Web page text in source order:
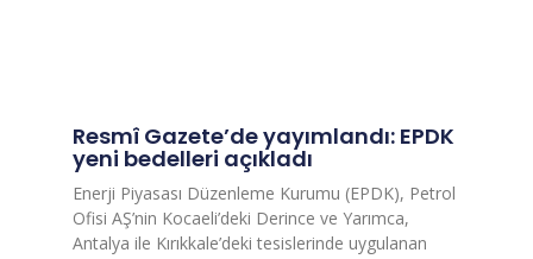
Resmî Gazete’de yayımlandı: EPDK
yeni bedelleri açıkladı
Enerji Piyasası Düzenleme Kurumu (EPDK), Petrol
Ofisi AŞ’nin Kocaeli’deki Derince ve Yarımca,
Antalya ile Kırıkkale’deki tesislerinde uygulanan